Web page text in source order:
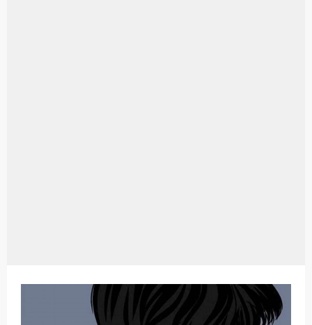
Bitcoin Miner Android: Apa Itu Dan Bagaimana Cara Menggunakannya